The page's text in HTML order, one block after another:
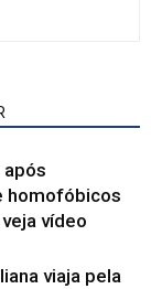
homofóbicos
vídeo
viaja pela